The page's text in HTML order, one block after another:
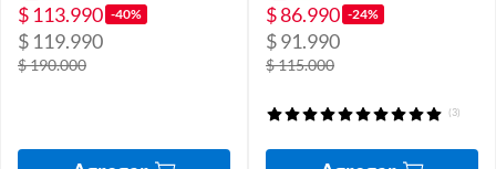
$ 113.990 -40%
$ 119.990
$ 190.000
$ 86.990 -24%
$ 91.990
$ 115.000
(3)